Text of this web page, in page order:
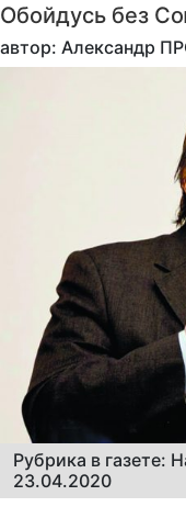
Обойдусь без
автор: Александр
Рубрика в газете:
23.04.2020